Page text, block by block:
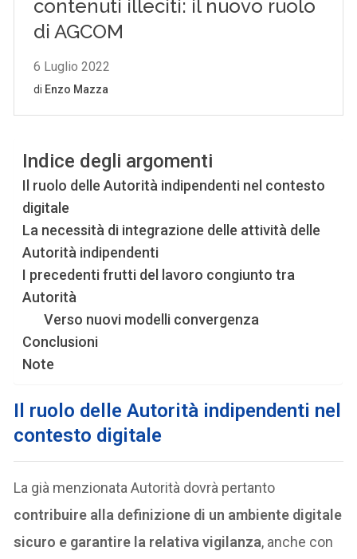
Indice degli argomenti
Il ruolo delle Autorità indipendenti nel contesto
digitale
La necessità di integrazione delle attività delle
Autorità indipendenti
I precedenti frutti del lavoro congiunto tra
Autorità
Verso nuovi modelli convergenza
Conclusioni
Note
Il ruolo delle Autorità indipendenti nel
contesto digitale
La già menzionata Autorità dovrà pertanto
contribuire alla definizione di un ambiente digitale
sicuro e garantire la relativa vigilanza, anche con